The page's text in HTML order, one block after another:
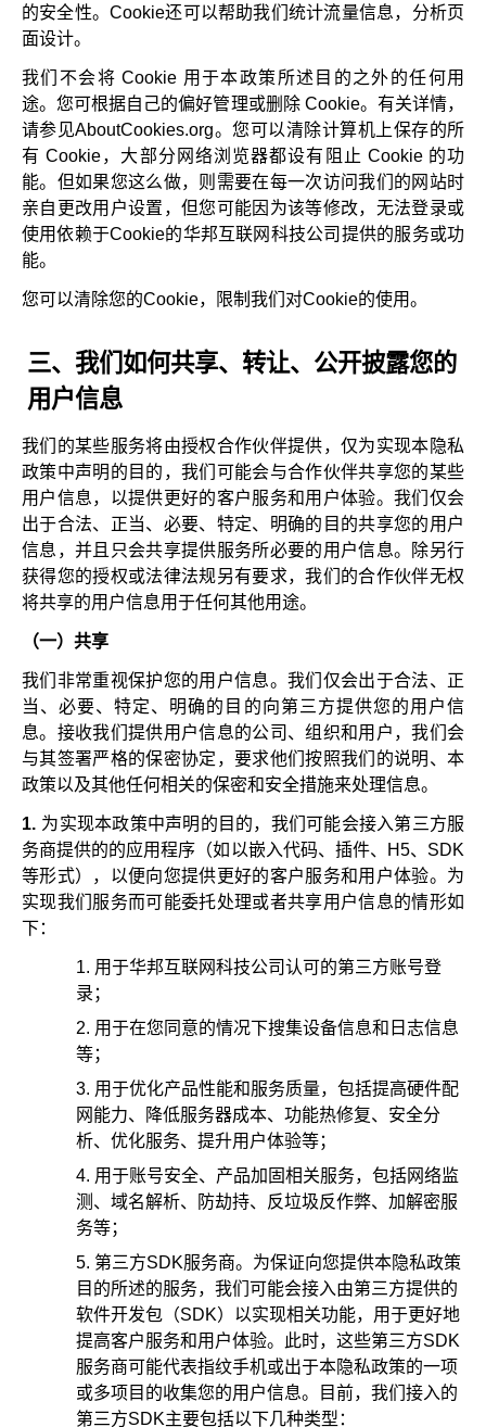
的安全性。Cookie还可以帮助我们统计流量信息，分析页
面设计。
我们不会将 Cookie 用于本政策所述目的之外的任何用
途。您可根据自己的偏好管理或删除 Cookie。有关详情，
请参见AboutCookies.org。您可以清除计算机上保存的所
有 Cookie，大部分网络浏览器都设有阻止 Cookie 的功
能。但如果您这么做，则需要在每一次访问我们的网站时
亲自更改用户设置，但您可能因为该等修改，无法登录或
使用依赖于Cookie的华邦互联网科技公司提供的服务或功
能。
您可以清除您的Cookie，限制我们对Cookie的使用。
三、我们如何共享、转让、公开披露您的
用户信息
我们的某些服务将由授权合作伙伴提供，仅为实现本隐私
政策中声明的目的，我们可能会与合作伙伴共享您的某些
用户信息，以提供更好的客户服务和用户体验。我们仅会
出于合法、正当、必要、特定、明确的目的共享您的用户
信息，并且只会共享提供服务所必要的用户信息。除另行
获得您的授权或法律法规另有要求，我们的合作伙伴无权
将共享的用户信息用于任何其他用途。
（一）共享
我们非常重视保护您的用户信息。我们仅会出于合法、正
当、必要、特定、明确的目的向第三方提供您的用户信
息。接收我们提供用户信息的公司、组织和用户，我们会
与其签署严格的保密协定，要求他们按照我们的说明、本
政策以及其他任何相关的保密和安全措施来处理信息。
1. 为实现本政策中声明的目的，我们可能会接入第三方服
务商提供的的应用程序（如以嵌入代码、插件、H5、SDK
等形式），以便向您提供更好的客户服务和用户体验。为
实现我们服务而可能委托处理或者共享用户信息的情形如
下：
用于华邦互联网科技公司认可的第三方账号登
录；
用于在您同意的情况下搜集设备信息和日志信息
等；
用于优化产品性能和服务质量，包括提高硬件配
网能力、降低服务器成本、功能热修复、安全分
析、优化服务、提升用户体验等；
用于账号安全、产品加固相关服务，包括网络监
测、域名解析、防劫持、反垃圾反作弊、加解密服
务等；
第三方SDK服务商。为保证向您提供本隐私政策
目的所述的服务，我们可能会接入由第三方提供的
软件开发包（SDK）以实现相关功能，用于更好地
提高客户服务和用户体验。此时，这些第三方SDK
服务商可能代表指纹手机或出于本隐私政策的一项
或多项目的收集您的用户信息。目前，我们接入的
第三方SDK主要包括以下几种类型：